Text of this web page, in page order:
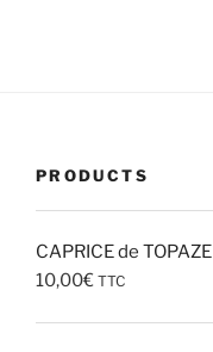
PRODUCTS
CAPRICE de TOPAZE
10,00€ TTC